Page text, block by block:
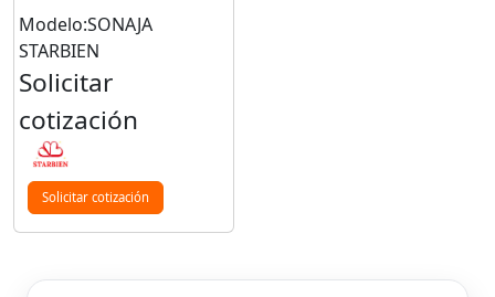
Modelo:SONAJA
STARBIEN
Solicitar
cotización
Solicitar cotización